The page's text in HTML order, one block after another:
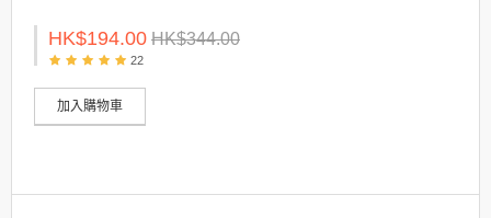
HK$194.00 HK$344.00
22
加入購物車